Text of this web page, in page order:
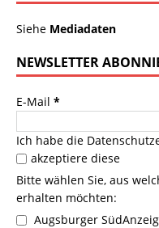
Siehe Mediadaten
NEWSLETTER
E-Mail *
Ich habe die
akzeptiere diese
Bitte wählen Sie, aus
erhalten möchten:
Augsburger